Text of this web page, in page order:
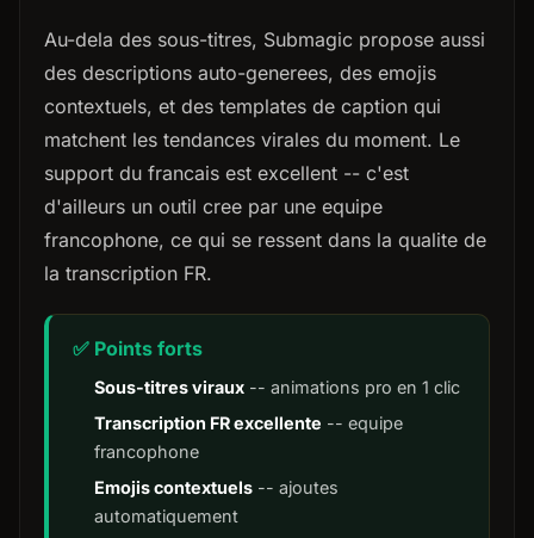
Au-dela des sous-titres, Submagic propose aussi
des descriptions auto-generees, des emojis
contextuels, et des templates de caption qui
matchent les tendances virales du moment. Le
support du francais est excellent -- c'est
d'ailleurs un outil cree par une equipe
francophone, ce qui se ressent dans la qualite de
la transcription FR.
✅ Points forts
Sous-titres viraux -- animations pro en 1 clic
Transcription FR excellente -- equipe
francophone
Emojis contextuels -- ajoutes
automatiquement